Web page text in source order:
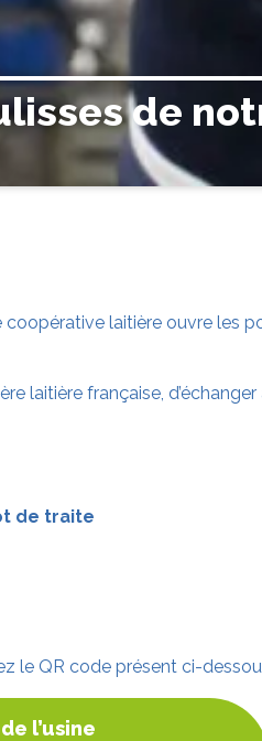
de
coopérative laitière ouvre les
laitière française,
de traite
le QR code présent ci-
l’usine